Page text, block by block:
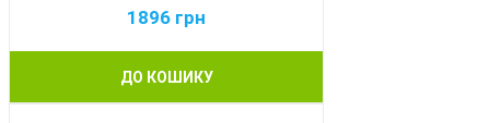
1896 грн
ДО КОШИКУ